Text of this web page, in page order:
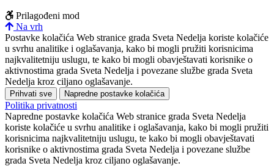
Prilagođeni mod
Na vrh
Postavke kolačića Web stranice grada Sveta Nedelja koriste kolačiće
u svrhu analitike i oglašavanja, kako bi mogli pružiti korisnicima
najkvalitetniju uslugu, te kako bi mogli obavještavati korisnike o
aktivnostima grada Sveta Nedelja i povezane službe grada Sveta
Nedelja kroz ciljano oglašavanje.
Prihvati sve Napredne postavke kolačića
Politika privatnosti
Napredne postavke kolačića Web stranice grada Sveta Nedelja
koriste kolačiće u svrhu analitike i oglašavanja, kako bi mogli pružiti
korisnicima najkvalitetniju uslugu, te kako bi mogli obavještavati
korisnike o aktivnostima grada Sveta Nedelja i povezane službe
grada Sveta Nedelja kroz ciljano oglašavanje.